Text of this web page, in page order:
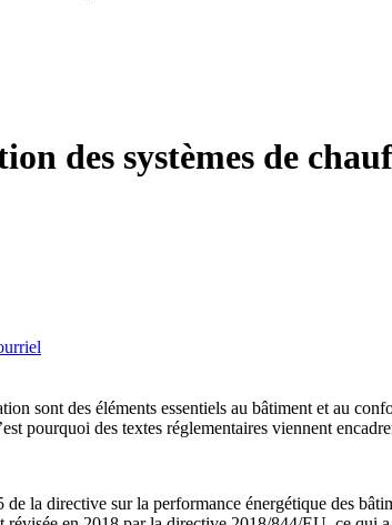
des systèmes de
sont des éléments essentiels au bâtiment et au
pourquoi des textes réglementaires viennent
de la directive sur la performance énergétique des